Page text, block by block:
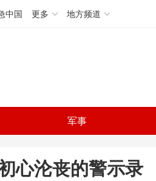
中国 更多 地方频道
军事
心沦丧的警示录